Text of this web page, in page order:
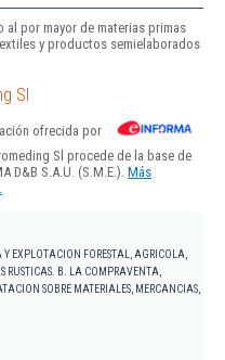
por mayor de materias primas
y productos semielaborados
Sl
ofrecida por
Sl procede de la base de
D&B S.A.U. (S.M.E.). Más
EXPLOTACION FORESTAL, AGRICOLA,
RUSTICAS. B. LA COMPRAVENTA,
SOBRE MATERIALES, MERCANCIAS,